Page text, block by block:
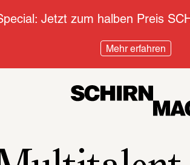
Jetzt zum halben Preis
Mehr erfahren